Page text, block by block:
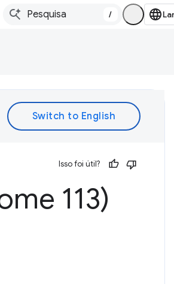
/
Isso foi útil?
113)